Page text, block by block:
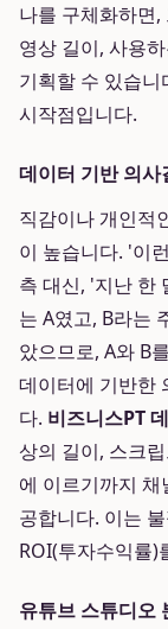
나를 구체화하면
영상 길이, 사용
기획할 수 있습니
시작점입니다.
데이터 기반 의
직감이나 개인적
이 높습니다. '이
측 대신, '지난 한
는 A였고, B라는
았으므로, A와 B
데이터에 기반한
다. 비즈니스PT
상의 길이, 스크
에 이르기까지
공합니다. 이는
ROI(투자수익률)
유튜브 스튜디오